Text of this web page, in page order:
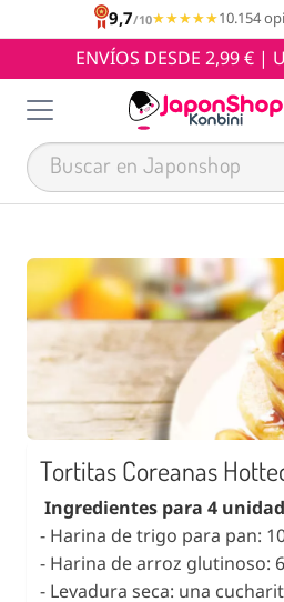
9,7/10★★★★★
★★★★★10.154
ENVÍOS DESDE 2,99 € |
Tortitas Coreanas
Ingredientes para 4
- Harina de trigo para pan:
- Harina de arroz glutinoso:
- Levadura seca: una